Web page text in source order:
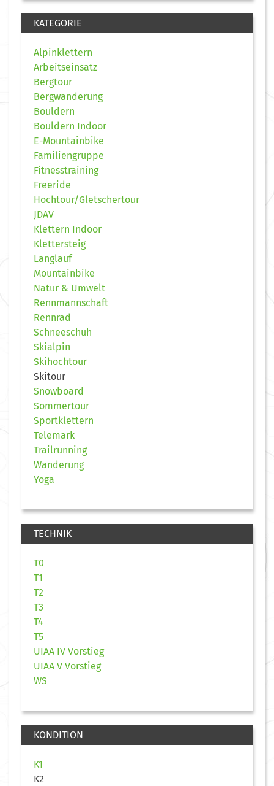
KATEGORIE
Alpinklettern
Arbeitseinsatz
Bergtour
Bergwanderung
Bouldern
Bouldern Indoor
E-Mountainbike
Familiengruppe
Fitnesstraining
Freeride
Hochtour/Gletschertour
JDAV
Klettern Indoor
Klettersteig
Langlauf
Mountainbike
Natur & Umwelt
Rennmannschaft
Rennrad
Schneeschuh
Skialpin
Skihochtour
Skitour
Snowboard
Sommertour
Sportklettern
Telemark
Trailrunning
Wanderung
Yoga
TECHNIK
T0
T1
T2
T3
T4
T5
UIAA IV Vorstieg
UIAA V Vorstieg
WS
KONDITION
K1
K2